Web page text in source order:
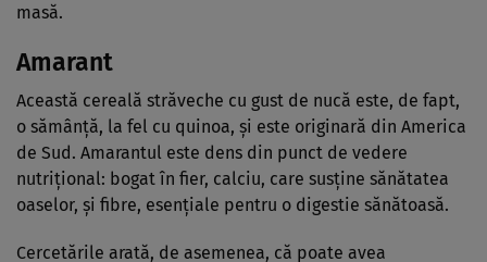
masă.
Amarant
Această cereală străveche cu gust de nucă este, de fapt,
o sămânță, la fel cu quinoa, și este originară din America
de Sud. Amarantul este dens din punct de vedere
nutrițional: bogat în fier, calciu, care susține sănătatea
oaselor, și fibre, esențiale pentru o digestie sănătoasă.
Cercetările arată, de asemenea, că poate avea